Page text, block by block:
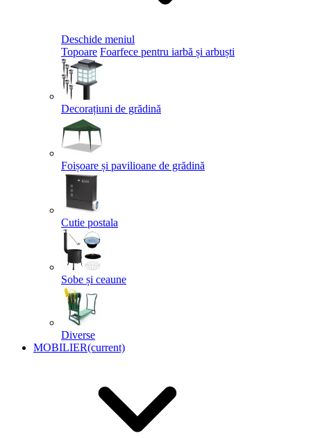
Deschide meniul
Topoare Foarfece pentru iarbă și arbuști
Decorațiuni de grădină
Foișoare și pavilioane de grădină
Cutie postala
Sobe și ceaune
Diverse
MOBILIER(current)